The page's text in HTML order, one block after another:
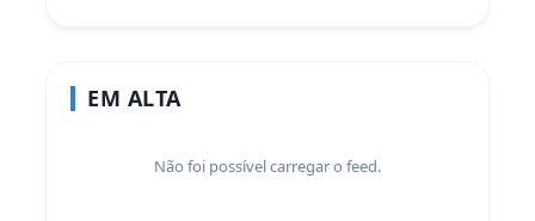
EM ALTA
Não foi possível carregar o feed.